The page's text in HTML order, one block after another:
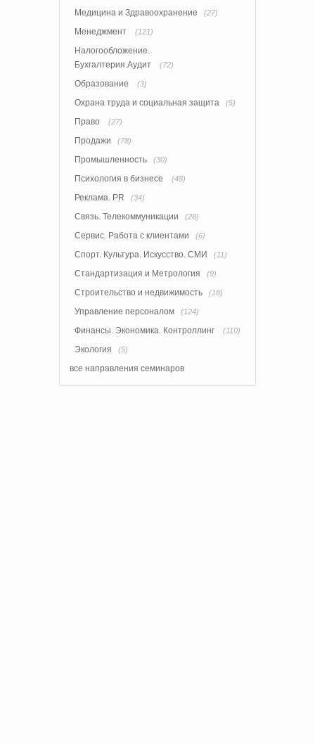
Медицина и Здравоохранение (27)
Менеджмент (121)
Налогообложение.
Бухгалтерия.Аудит
(72)
Образование (3)
Охрана труда и социальная защита (5)
Право (27)
Продажи (78)
Промышленность (30)
Психология в бизнесе (48)
Реклама. PR (34)
Связь. Телекоммуникации (28)
Сервис. Работа с клиентами (6)
Спорт. Культура. Искусство. СМИ (11)
Стандартизация и Метрология (9)
Строительство и недвижимость (18)
Управление персоналом (124)
Финансы. Экономика. Контроллинг (110)
Экология (5)
все направления семинаров